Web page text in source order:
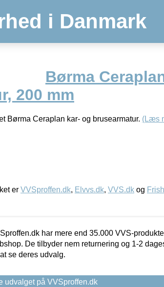
i Danmark
Børma
200 mm
Børma Ceraplan kar- og brusearmatur. (Læs
er VVSproffen.dk, Elvvs.dk, VVS.dk og
har mere end 35.000 VVS-
De tilbyder nem returnering og 1-2
se deres udvalg.
udvalget på VVSproffen.dk